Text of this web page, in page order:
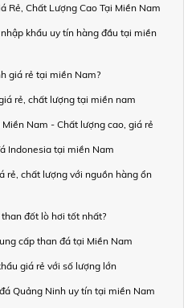
Rẻ, Chất Lượng Cao Tại Miền Nam
khẩu uy tín hàng đầu tại miền
giá rẻ tại miền Nam?
rẻ, chất lượng tại miền nam
Nam - Chất lượng cao, giá rẻ
Indonesia tại miền Nam
rẻ, chất lượng với nguồn hàng ổn
đốt lò hơi tốt nhất?
cấp than đá tại Miền Nam
giá rẻ với số lượng lớn
Quảng Ninh uy tín tại miền Nam